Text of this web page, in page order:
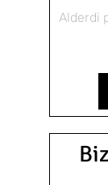
Alderdi